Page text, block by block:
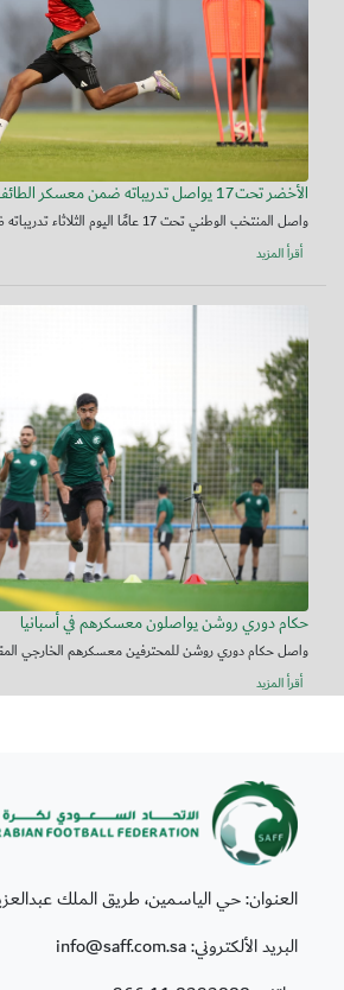
الأخضر تحت17 يواصل تدريباته ضمن معسكر الطائف
واصل المنتخب الوطني تحت 17 عامًا اليوم الثلاثاء تدريباته ضمن معسكره في...
أقرأ المزيد
حكام دوري روشن يواصلون معسكرهم في أسبانيا
واصل حكام دوري روشن للمحترفين معسكرهم الخارجي
أقرأ المزيد
العنوان: حي الياسمين، طريق الملك
البريد الألكتروني: info@saff.com.sa